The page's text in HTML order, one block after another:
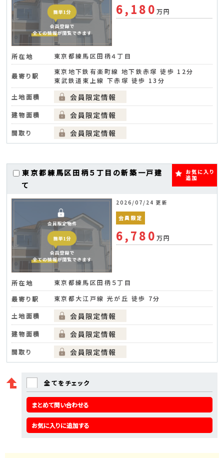
6,180万円
所在地 東京都練馬区田柄４丁目
最寄り駅
東京地下鉄有楽町線 地下鉄赤塚 徒歩 12分
東武鉄道東上線 下赤塚 徒歩 13分
土地面積
建物面積
間取り
東京都練馬区田柄５丁目の新築一戸建
て
お気に入り
追加
2026/07/24 更新
会員限定
6,780万円
所在地
東京都練馬区田柄５丁目
最寄り駅
東京都大江戸線 光が丘 徒歩 7分
土地面積
建物面積
間取り
全てをチェック
まとめて問い合わせる
お気に入りに追加する